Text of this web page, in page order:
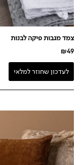
צמד מגבות פיקה לבנות
₪49
לעדכון שחוזר למלאי